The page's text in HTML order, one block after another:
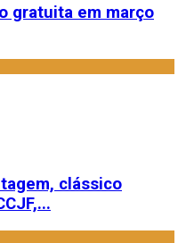
gratuita em março
clássico